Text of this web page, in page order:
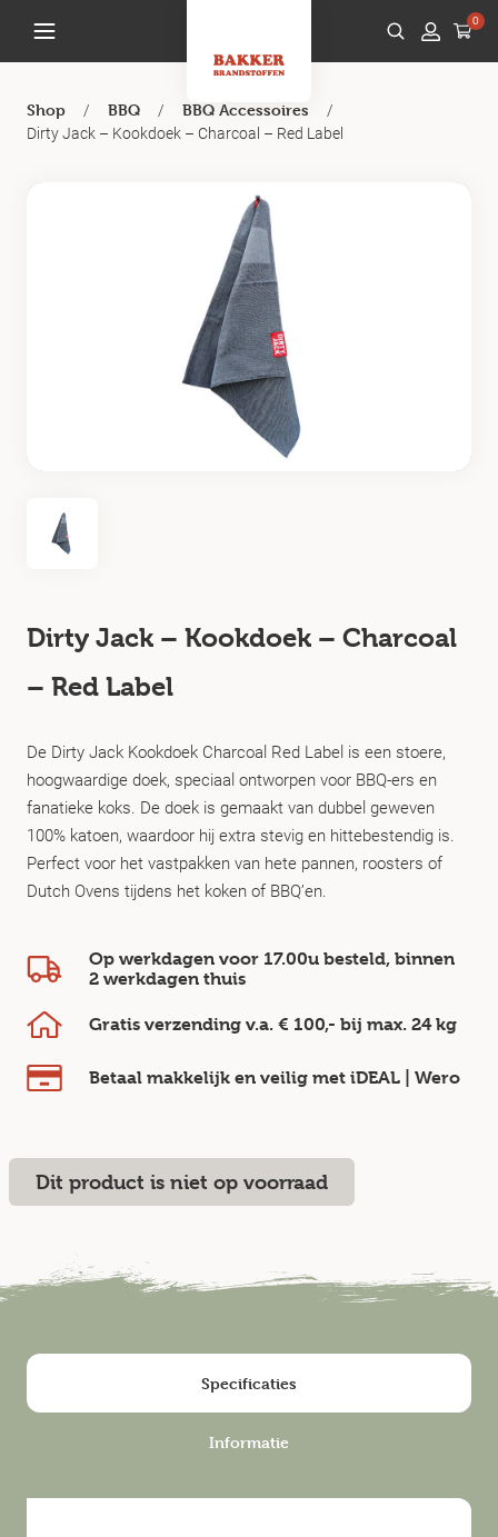
0
Shop / BBQ / BBQ Accessoires
/
Dirty Jack – Kookdoek – Charcoal – Red Label
Dirty Jack – Kookdoek – Charcoal
– Red Label
De Dirty Jack Kookdoek Charcoal Red Label is een stoere,
hoogwaardige doek, speciaal ontworpen voor BBQ-ers en
fanatieke koks. De doek is gemaakt van dubbel geweven
100% katoen, waardoor hij extra stevig en hittebestendig is.
Perfect voor het vastpakken van hete pannen, roosters of
Dutch Ovens tijdens het koken of BBQ’en.
Op werkdagen voor 17.00u besteld, binnen
2 werkdagen thuis
Gratis verzending v.a. € 100,- bij max. 24 kg
Betaal makkelijk en veilig met iDEAL | Wero
Dit product is niet op voorraad
Specificaties
Informatie